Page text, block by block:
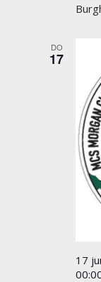
DO
17
17